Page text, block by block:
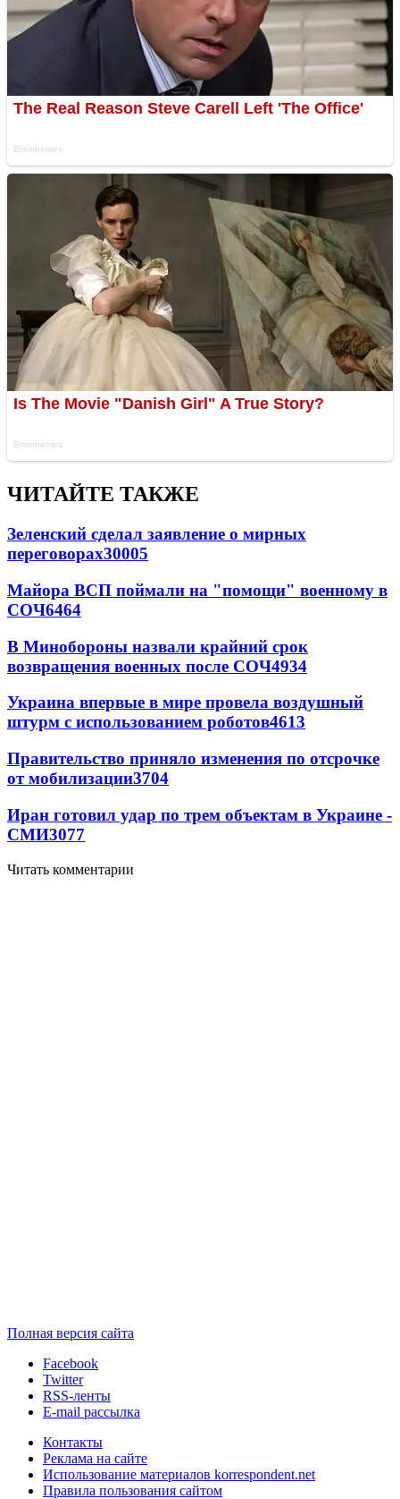
ЧИТАЙТЕ ТАКЖЕ
Зеленский сделал заявление о мирных
переговорах30005
Майора ВСП поймали на "помощи" военному в
СОЧ6464
В Минобороны назвали крайний срок
возвращения военных после СОЧ4934
Украина впервые в мире провела воздушный
штурм с использованием роботов4613
Правительство приняло изменения по отсрочке
от мобилизации3704
Иран готовил удар по трем объектам в Украине -
СМИ3077
Читать комментарии
Полная версия сайта
Facebook
Twitter
RSS-ленты
E-mail рассылка
Контакты
Реклама на сайте
Использование материалов korrespondent.net
Правила пользования сайтом